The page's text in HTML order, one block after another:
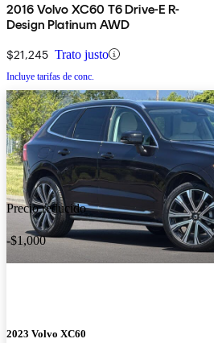
2016 Volvo XC60 T6 Drive-E R-
Design Platinum AWD
$21,245 Trato justo
Incluye tarifas de conc.
Precio reducido
-$1,000
2023 Volvo XC60